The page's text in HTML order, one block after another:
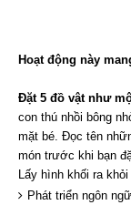
Hoạt động này
Phát triển ngôn
Đặt 5 đồ vật như
con thú nhồi bông
mặt bé. Đọc tên
món trước khi bạn
Lấy hình khối ra